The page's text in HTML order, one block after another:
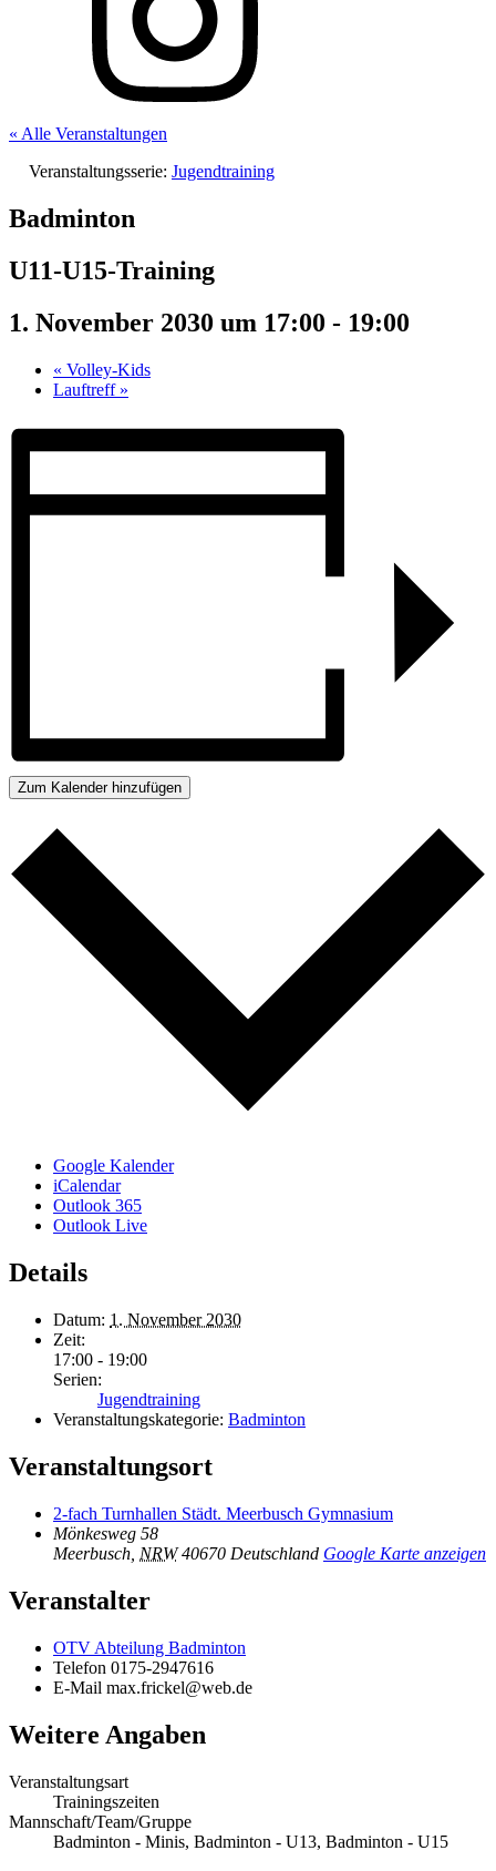
« Alle Veranstaltungen
Veranstaltungsserie: Jugendtraining
Badminton
U11-U15-Training
1. November 2030 um 17:00 - 19:00
« Volley-Kids
Lauftreff »
Zum Kalender hinzufügen
Google Kalender
iCalendar
Outlook 365
Outlook Live
Details
Datum: 1. November 2030
Zeit:
17:00 - 19:00
Serien:
Jugendtraining
Veranstaltungskategorie: Badminton
Veranstaltungsort
2-fach Turnhallen Städt. Meerbusch Gymnasium
Mönkesweg 58
Meerbusch NRW 40670 Deutschland Google Karte anzeigen
Veranstalter
OTV Abteilung Badminton
Telefon 0175-2947616
E-Mail max.frickel@web.de
Weitere Angaben
Veranstaltungsart
Trainingszeiten
Mannschaft/Team/Gruppe
Badminton - Minis, Badminton - U13, Badminton - U15